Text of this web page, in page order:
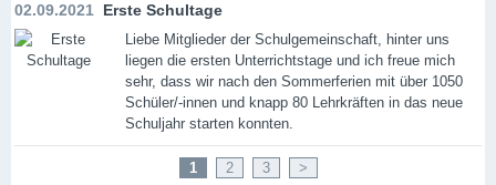
02.09.2021 Erste Schultage
Liebe Mitglieder der Schulgemeinschaft, hinter uns
liegen die ersten Unterrichtstage und ich freue mich
sehr, dass wir nach den Sommerferien mit über 1050
Schüler/-innen und knapp 80 Lehrkräften in das neue
Schuljahr starten konnten.
1 2 3 >